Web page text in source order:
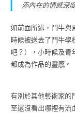
添內在的情感深
如前面所述，鬥牛與
時候被送去了鬥牛學
吧？），小時候及青
都成為作品的靈感。
有別於其他藝術家的
至還沒看出哪裡有流